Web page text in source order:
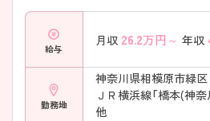
給与
月収 26.2万円～ 年収
勤務地
神奈川県相模原市緑区
ＪＲ横浜線「橋本(神奈
他